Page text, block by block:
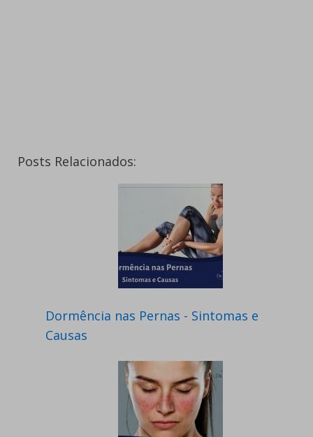
Posts Relacionados:
Dormência nas Pernas - Sintomas e
Causas